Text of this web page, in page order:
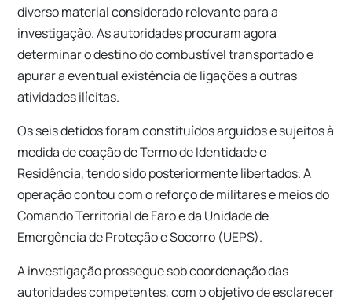
diverso material considerado relevante para a
investigação. As autoridades procuram agora
determinar o destino do combustível transportado e
apurar a eventual existência de ligações a outras
atividades ilícitas.
Os seis detidos foram constituídos arguidos e sujeitos à
medida de coação de Termo de Identidade e
Residência, tendo sido posteriormente libertados. A
operação contou com o reforço de militares e meios do
Comando Territorial de Faro e da Unidade de
Emergência de Proteção e Socorro (UEPS).
A investigação prossegue sob coordenação das
autoridades competentes, com o objetivo de esclarecer